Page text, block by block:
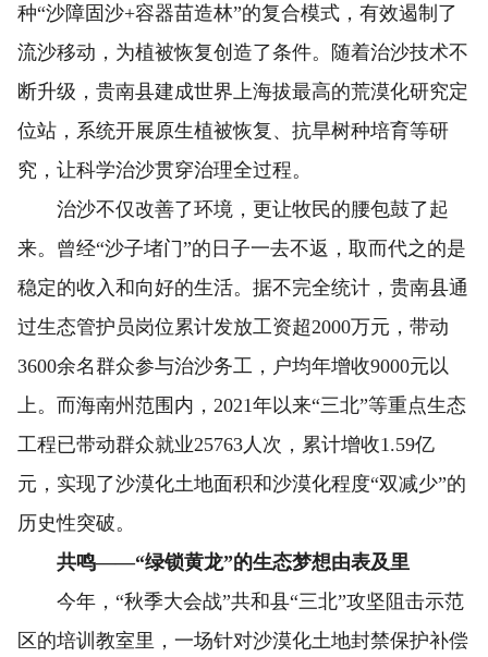
种“沙障固沙+容器苗造林”的复合模式，有效遏制了
流沙移动，为植被恢复创造了条件。随着治沙技术不
断升级，贵南县建成世界上海拔最高的荒漠化研究定
位站，系统开展原生植被恢复、抗旱树种培育等研
究，让科学治沙贯穿治理全过程。
治沙不仅改善了环境，更让牧民的腰包鼓了起
来。曾经“沙子堵门”的日子一去不返，取而代之的是
稳定的收入和向好的生活。据不完全统计，贵南县通
过生态管护员岗位累计发放工资超2000万元，带动
3600余名群众参与治沙务工，户均年增收9000元以
上。而海南州范围内，2021年以来“三北”等重点生态
工程已带动群众就业25763人次，累计增收1.59亿
元，实现了沙漠化土地面积和沙漠化程度“双减少”的
历史性突破。
共鸣——“绿锁黄龙”的生态梦想由表及里
今年，“秋季大会战”共和县“三北”攻坚阻击示范
区的培训教室里，一场针对沙漠化土地封禁保护补偿